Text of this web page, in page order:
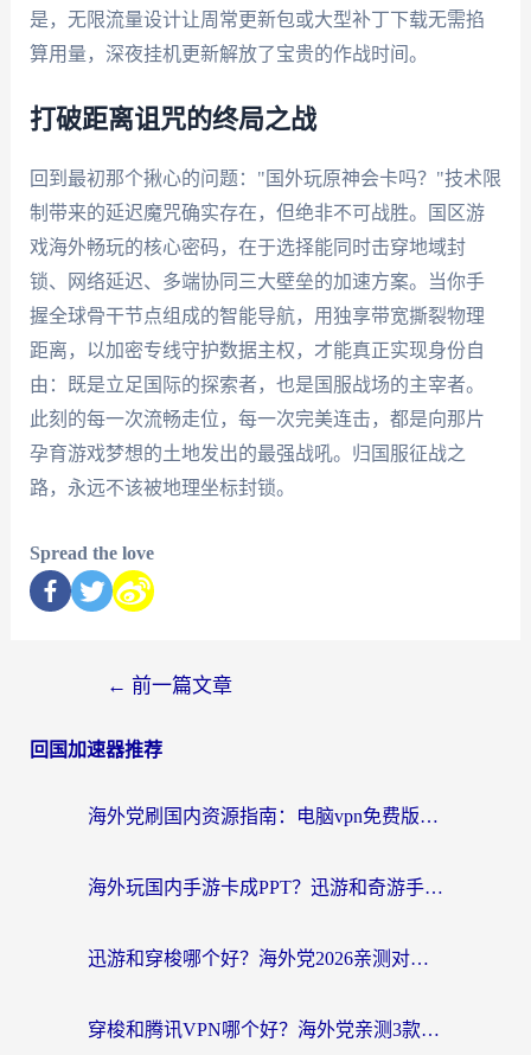
是，无限流量设计让周常更新包或大型补丁下载无需掐
算用量，深夜挂机更新解放了宝贵的作战时间。
打破距离诅咒的终局之战
回到最初那个揪心的问题："国外玩原神会卡吗？"技术限
制带来的延迟魔咒确实存在，但绝非不可战胜。国区游
戏海外畅玩的核心密码，在于选择能同时击穿地域封
锁、网络延迟、多端协同三大壁垒的加速方案。当你手
握全球骨干节点组成的智能导航，用独享带宽撕裂物理
距离，以加密专线守护数据主权，才能真正实现身份自
由：既是立足国际的探索者，也是国服战场的主宰者。
此刻的每一次流畅走位，每一次完美连击，都是向那片
孕育游戏梦想的土地发出的最强战吼。归国服征战之
路，永远不该被地理坐标封锁。
Spread the love
← 前一篇文章
回国加速器推荐
海外党刷国内资源指南：电脑vpn免费版真的能用吗？选对加速器才是关键
海外玩国内手游卡成PPT？迅游和奇游手游哪个好？附真实VPN评测及番茄加速器体验
迅游和穿梭哪个好？海外党2026亲测对比+免费vs付费选择指南，附番茄加速器实测体验
穿梭和腾讯VPN哪个好？海外党亲测3款热门回国加速器，附避坑指南